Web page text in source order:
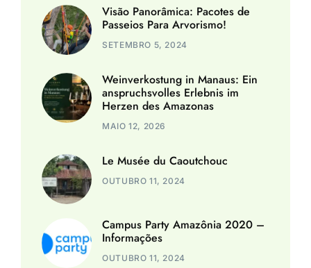
Visão Panorâmica: Pacotes de
Passeios Para Arvorismo!
SETEMBRO 5, 2024
Weinverkostung in Manaus: Ein
anspruchsvolles Erlebnis im
Herzen des Amazonas
MAIO 12, 2026
Le Musée du Caoutchouc
OUTUBRO 11, 2024
Campus Party Amazônia 2020 –
Informações
OUTUBRO 11, 2024